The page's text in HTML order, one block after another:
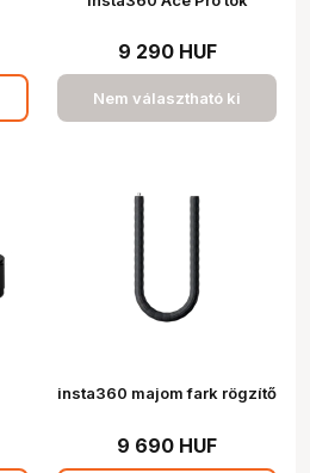
9 290 HUF
Nem választható ki
insta360 majom fark rögzítő
9 690 HUF